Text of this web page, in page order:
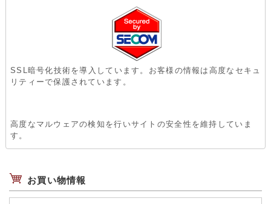
SSL暗号化技術を導入しています。お客様の情報は高度なセキュ
リティーで保護されています。
高度なマルウェアの検知を行いサイトの安全性を維持していま
す。
お買い物情報